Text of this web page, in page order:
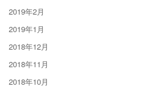
2019年2月
2019年1月
2018年12月
2018年11月
2018年10月